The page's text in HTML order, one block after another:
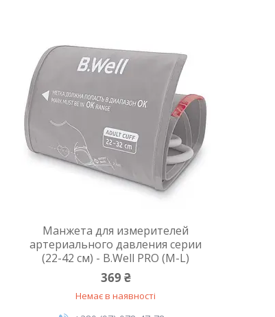
Манжета для измерителей
артериального давления серии
(22-42 см) - B.Well PRO (M-L)
369 ₴
Немає в наявності